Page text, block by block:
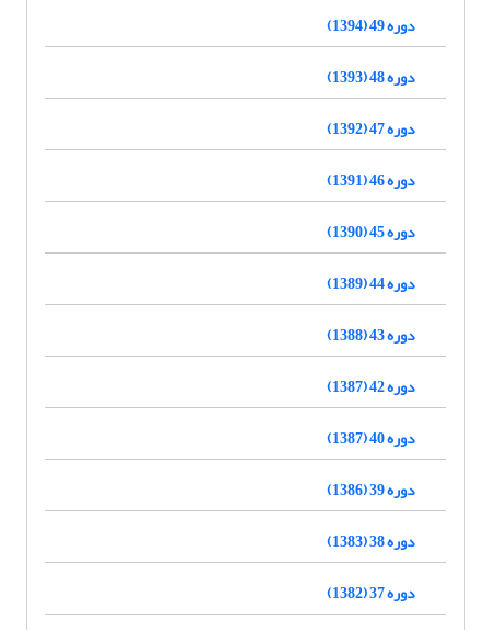
دوره 49 (1394)
دوره 48 (1393)
دوره 47 (1392)
دوره 46 (1391)
دوره 45 (1390)
دوره 44 (1389)
دوره 43 (1388)
دوره 42 (1387)
دوره 40 (1387)
دوره 39 (1386)
دوره 38 (1383)
دوره 37 (1382)